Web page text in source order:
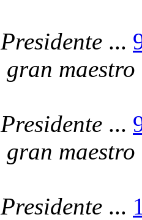
Presidente ...
gran
Presidente ...
gran
Presidente ...